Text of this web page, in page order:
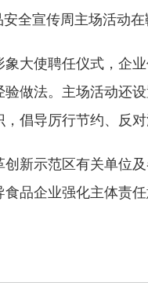
全宣传周主场活动在
大使聘任仪式，企
做法。主场活动还
倡导厉行节约、反对
新示范区有关单位
品企业强化主体责